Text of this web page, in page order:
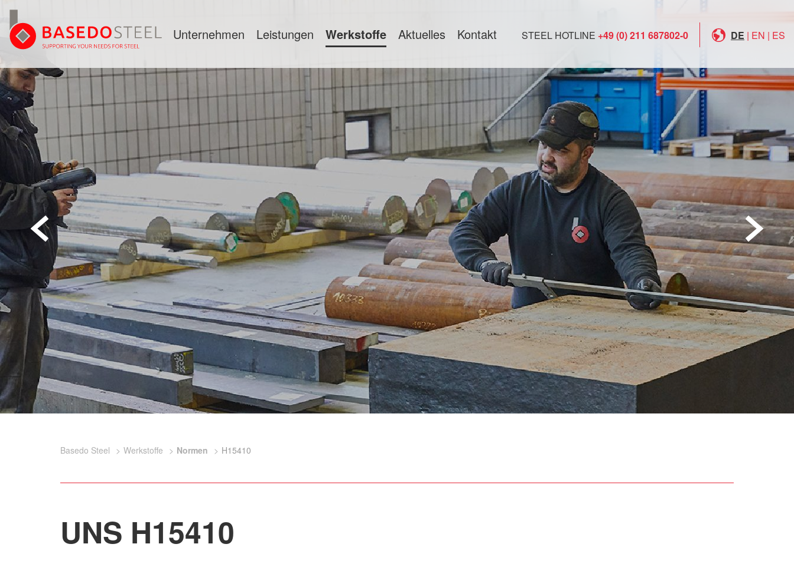
Unternehmen Leistungen Werkstoffe Aktuelles Kontakt STEEL HOTLINE +49 (0) 211 687802-0 DE | EN | ES
Basedo Steel Werkstoffe Normen H15410
UNS H15410